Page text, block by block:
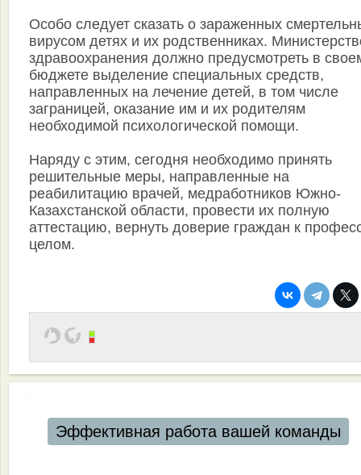
Особо следует сказать о зараженных
вирусом детях и их родственниках.
здравоохранения должно предусмотреть в
бюджете выделение специальных средств,
направленных на лечение детей, в том числе
заграницей, оказание им и их родителям
необходимой психологической помощи.
Наряду с этим, сегодня необходимо принять
решительные меры, направленные на
реабилитацию врачей, медработников Южно-
Казахстанской области, провести их полную
аттестацию, вернуть доверие граждан к
целом.
Эффективная работа вашей команды